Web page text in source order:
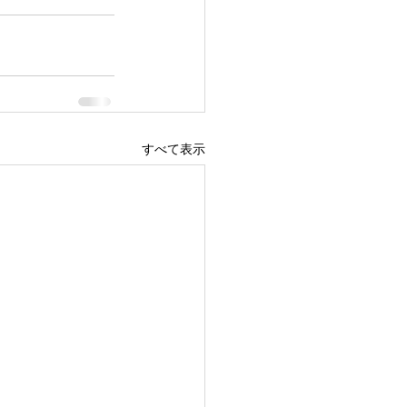
すべて表示